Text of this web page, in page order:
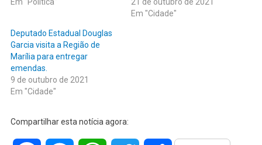
Em "Cidade"
Deputado Estadual Douglas
Garcia visita a Região de
Marília para entregar
emendas.
9 de outubro de 2021
Em "Cidade"
Compartilhar esta notícia agora: